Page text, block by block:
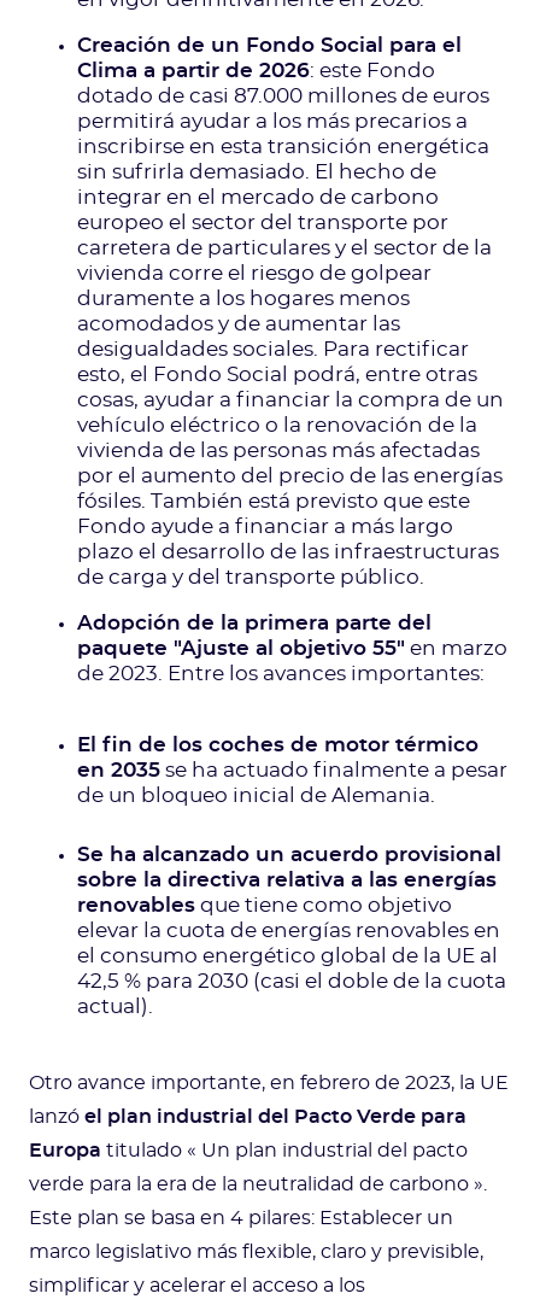
Creación de un Fondo Social para el
Clima a partir de 2026: este Fondo
dotado de casi 87.000 millones de euros
permitirá ayudar a los más precarios a
inscribirse en esta transición energética
sin sufrirla demasiado. El hecho de
integrar en el mercado de carbono
europeo el sector del transporte por
carretera de particulares y el sector de la
vivienda corre el riesgo de golpear
duramente a los hogares menos
acomodados y de aumentar las
desigualdades sociales. Para rectificar
esto, el Fondo Social podrá, entre otras
cosas, ayudar a financiar la compra de un
vehículo eléctrico o la renovación de la
vivienda de las personas más afectadas
por el aumento del precio de las energías
fósiles. También está previsto que este
Fondo ayude a financiar a más largo
plazo el desarrollo de las infraestructuras
de carga y del transporte público.
Adopción de la primera parte del
paquete "Ajuste al objetivo 55" en marzo
de 2023. Entre los avances importantes:
El fin de los coches de motor térmico
en 2035 se ha actuado finalmente a pesar
de un bloqueo inicial de Alemania.
Se ha alcanzado un acuerdo provisional
sobre la directiva relativa a las energías
renovables que tiene como objetivo
elevar la cuota de energías renovables en
el consumo energético global de la UE al
42,5 % para 2030 (casi el doble de la cuota
actual).
Otro avance importante, en febrero de 2023, la UE
lanzó el plan industrial del Pacto Verde para
Europa titulado « Un plan industrial del pacto
verde para la era de la neutralidad de carbono ».
Este plan se basa en 4 pilares: Establecer un
marco legislativo más flexible, claro y previsible,
simplificar y acelerar el acceso a los